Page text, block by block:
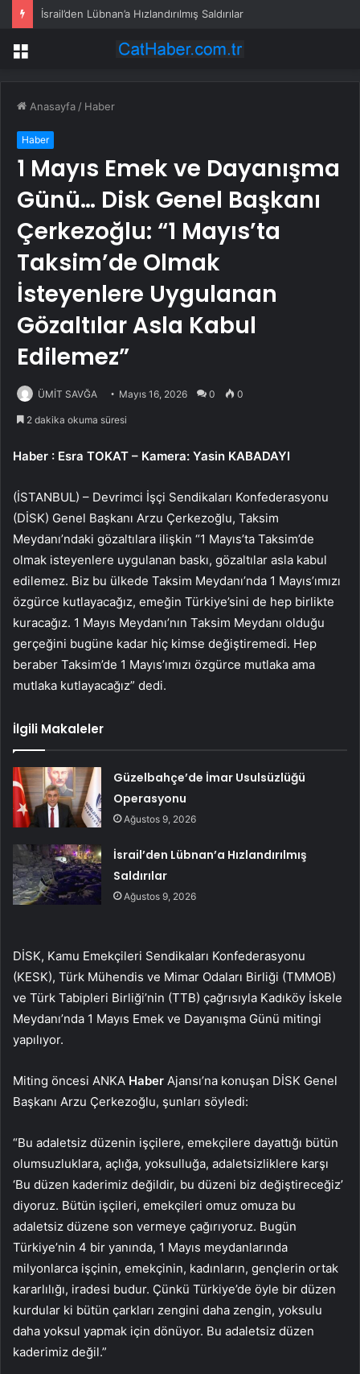
İsrail’den Lübnan’a Hızlandırılmış Saldırılar
Menü
Anasayfa / Haber
Haber
1 Mayıs Emek ve Dayanışma
Günü… Disk Genel Başkanı
Çerkezoğlu: “1 Mayıs’ta
Taksim’de Olmak
İsteyenlere Uygulanan
Gözaltılar Asla Kabul
Edilemez”
ÜMİT SAVĞA Mayıs 16, 2026 0 0
2 dakika okuma süresi
Haber : Esra TOKAT – Kamera: Yasin KABADAYI
(İSTANBUL) – Devrimci İşçi Sendikaları Konfederasyonu
(DİSK) Genel Başkanı Arzu Çerkezoğlu, Taksim
Meydanı’ndaki gözaltılara ilişkin “1 Mayıs’ta Taksim’de
olmak isteyenlere uygulanan baskı, gözaltılar asla kabul
edilemez. Biz bu ülkede Taksim Meydanı’nda 1 Mayıs’ımızı
özgürce kutlayacağız, emeğin Türkiye’sini de hep birlikte
kuracağız. 1 Mayıs Meydanı’nın Taksim Meydanı olduğu
gerçeğini bugüne kadar hiç kimse değiştiremedi. Hep
beraber Taksim’de 1 Mayıs’ımızı özgürce mutlaka ama
mutlaka kutlayacağız” dedi.
İlgili Makaleler
Güzelbahçe’de İmar Usulsüzlüğü
Operasyonu
Ağustos 9, 2026
İsrail’den Lübnan’a Hızlandırılmış
Saldırılar
Ağustos 9, 2026
DİSK, Kamu Emekçileri Sendikaları Konfederasyonu
(KESK), Türk Mühendis ve Mimar Odaları Birliği (TMMOB)
ve Türk Tabipleri Birliği’nin (TTB) çağrısıyla Kadıköy İskele
Meydanı’nda 1 Mayıs Emek ve Dayanışma Günü mitingi
yapılıyor.
Miting öncesi ANKA Haber Ajansı’na konuşan DİSK Genel
Başkanı Arzu Çerkezoğlu, şunları söyledi:
“Bu adaletsiz düzenin işçilere, emekçilere dayattığı bütün
olumsuzluklara, açlığa, yoksulluğa, adaletsizliklere karşı
‘Bu düzen kaderimiz değildir, bu düzeni biz değiştireceğiz’
diyoruz. Bütün işçileri, emekçileri omuz omuza bu
adaletsiz düzene son vermeye çağırıyoruz. Bugün
Türkiye’nin 4 bir yanında, 1 Mayıs meydanlarında
milyonlarca işçinin, emekçinin, kadınların, gençlerin ortak
kararlılığı, iradesi budur. Çünkü Türkiye’de öyle bir düzen
kurdular ki bütün çarkları zengini daha zengin, yoksulu
daha yoksul yapmak için dönüyor. Bu adaletsiz düzen
kaderimiz değil.”